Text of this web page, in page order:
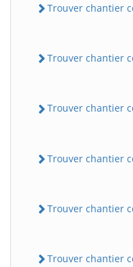
Trouver chantier
Trouver chantier
Trouver chantier
Trouver chantier
Trouver chantier
Trouver chantier